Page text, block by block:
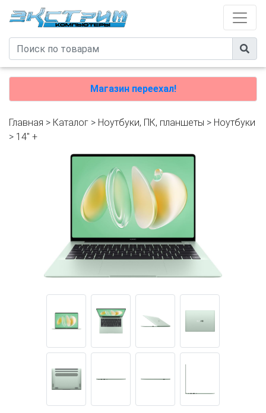
Магазин переехал!
Главная > Каталог > Ноутбуки, ПК, планшеты > Ноутбуки
> 14" +